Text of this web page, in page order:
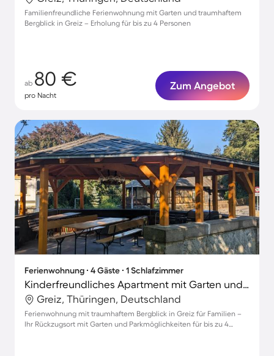
Familienfreundliche Ferienwohnung mit Garten und traumhaftem
Bergblick in Greiz – Erholung für bis zu 4 Personen
ab 80 €
pro Nacht
Zum Angebot
Ferienwohnung ∙ 4 Gäste ∙ 1 Schlafzimmer
Kinderfreundliches Apartment mit Garten und Grill | Panoramablick
Greiz, Thüringen, Deutschland
Ferienwohnung mit traumhaftem Bergblick in Greiz für Familien –
Ihr Rückzugsort mit Garten und Parkmöglichkeiten für bis zu 4